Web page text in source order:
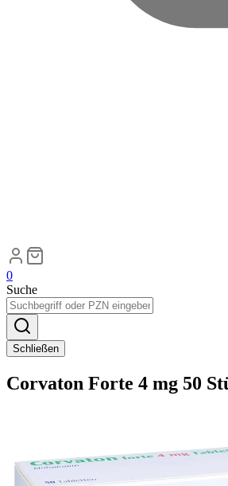
0
Suche
Schließen
Corvaton Forte 4 mg 50